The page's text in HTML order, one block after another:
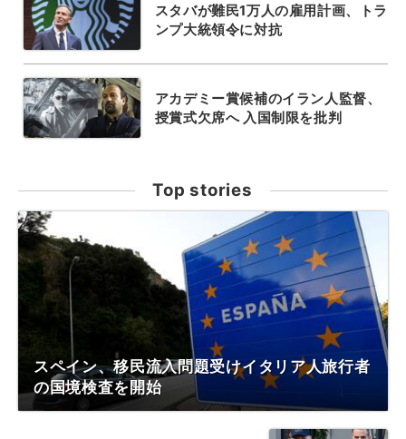
スタバが難民1万人の雇用計画、トラ
ンプ大統領令に対抗
アカデミー賞候補のイラン人監督、
授賞式欠席へ 入国制限を批判
Top stories
スペイン、移民流入問題受けイタリア人旅行者
の国境検査を開始